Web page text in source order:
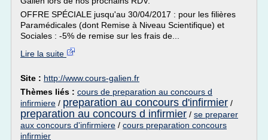
OFFRE SPÉCIALE jusqu'au 30/04/2017 : pour les filières
Paramédicales (dont Remise à Niveau Scientifique) et
Sociales : -5% de remise sur les frais de...
Lire la suite
Site : http://www.cours-galien.fr
Thèmes liés : cours de preparation au concours d
infirmiere / preparation au concours d'infirmier /
preparation au concours d infirmier / se preparer
aux concours d'infirmiere / cours preparation concours
infirmier